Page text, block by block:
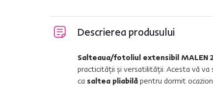
Descrierea produsului
Salteaua/fotoliul extensibil MALEN
practicităţii şi versatilităţii. Acesta vă va
ca saltea pliabilă pentru dormit